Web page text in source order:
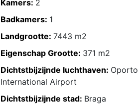
Kamers: 2
Badkamers: 1
Landgrootte: 7443 m2
Eigenschap Grootte: 371 m2
Dichtstbijzijnde luchthaven: Oporto
International Airport
Dichtstbijzijnde stad: Braga